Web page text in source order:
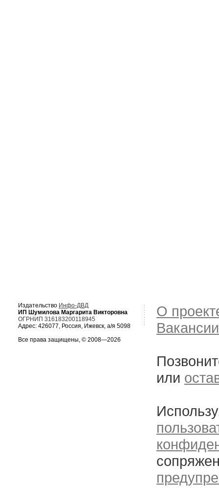
Издательство Инфо-ДВД
ИП Шумилова Маргарита Викторовна
ОГРНИП 316183200118945
Адрес: 426077, Россия, Ижевск, а/я 5098
Все права защищены, © 2008—2026
О
Вакансии
или